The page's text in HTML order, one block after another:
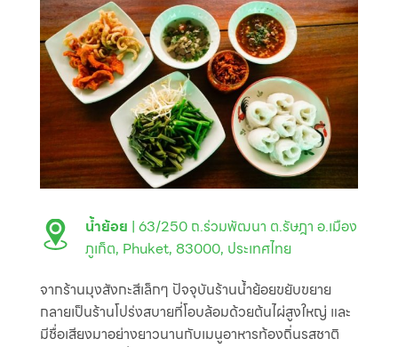
น้ำย้อย | 63/250 ถ.ร่วมพัฒนา ต.รัษฎา อ.เมือง
ภูเก็ต, Phuket, 83000, ประเทศไทย
จากร้านมุงสังกะสีเล็กๆ ปัจจุบันร้านน้ำย้อยขยับขยาย
กลายเป็นร้านโปร่งสบายที่โอบล้อมด้วยต้นไผ่สูงใหญ่ และ
มีชื่อเสียงมาอย่างยาวนานกับเมนูอาหารท้องถิ่นรสชาติ